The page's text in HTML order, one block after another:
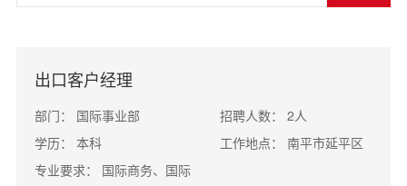
出口客户经理
部门： 国际事业部 招聘人数：
2人
学历：
本科 工作地点：
南平市延平区
专业要求：
国际商务、国际